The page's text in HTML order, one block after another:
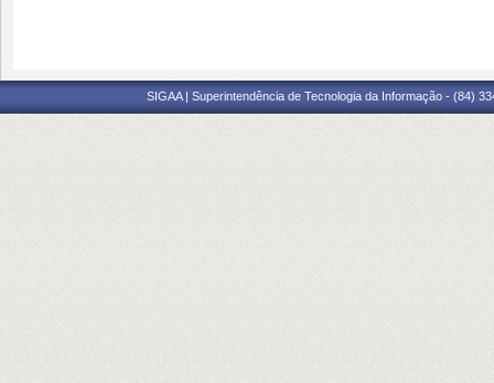
SIGAA | Superintendência de Tecnologia da Informação - (84)